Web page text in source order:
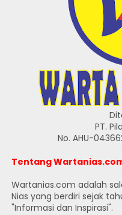
PT.
No. AHU-
Tentang
Wartanias.com adalah
Nias yang berdiri sejak
"Informasi dan Inspirasi".